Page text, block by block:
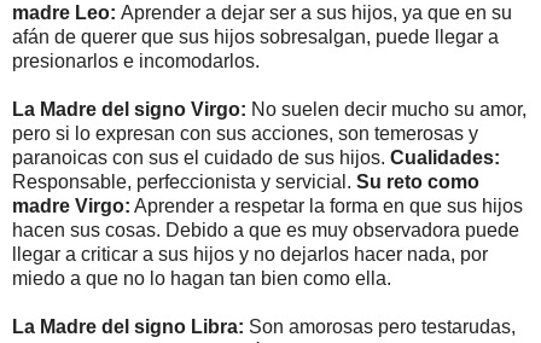
madre Leo: Aprender a dejar ser a sus hijos, ya que en su
afán de querer que sus hijos sobresalgan, puede llegar a
presionarlos e incomodarlos.
La Madre del signo Virgo: No suelen decir mucho su amor,
pero si lo expresan con sus acciones, son temerosas y
paranoicas con sus el cuidado de sus hijos. Cualidades:
Responsable, perfeccionista y servicial. Su reto como
madre Virgo: Aprender a respetar la forma en que sus hijos
hacen sus cosas. Debido a que es muy observadora puede
llegar a criticar a sus hijos y no dejarlos hacer nada, por
miedo a que no lo hagan tan bien como ella.
La Madre del signo Libra: Son amorosas pero testarudas,